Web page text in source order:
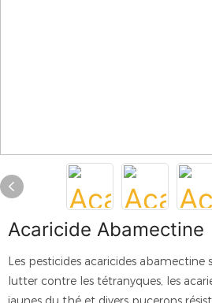
Acaricide Abamectine
Les pesticides acaricides
lutter contre les tétranyques, les